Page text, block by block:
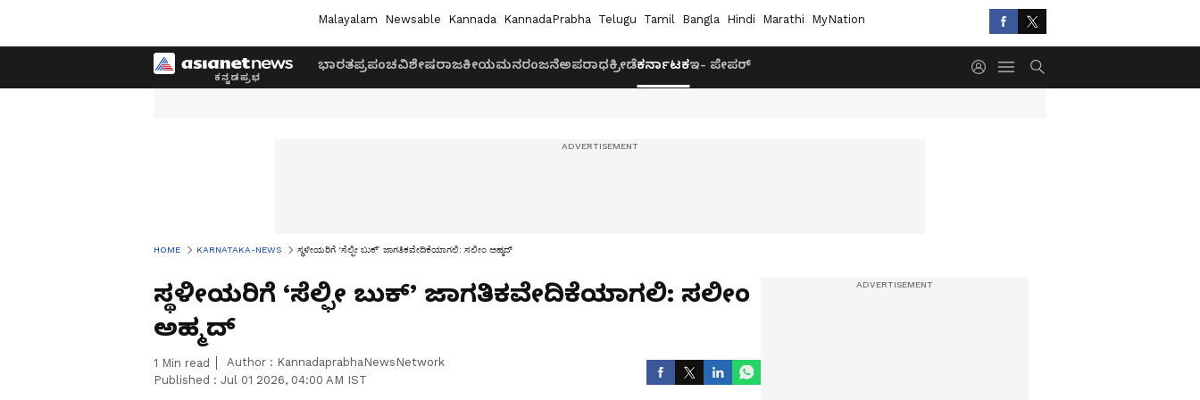
Malayalam Newsable Kannada KannadaPrabha Telugu Tamil Bangla Hindi Marathi MyNation
ಭಾರತಪ್ರಪಂಚವಿಶೇಷರಾಜಕೀಯಮನರಂಜನೆಅಪರಾಧಕ್ರೀಡೆಕರ್ನಾಟಕಇ- ಪೇಪರ್
HOME KARNATAKA-NEWS ಸ್ಥಳೀಯರಿಗೆ ‘ಸೆಲ್ಫೀ ಬುಕ್’ ಜಾಗತಿಕವೇದಿಕೆಯಾಗಲಿ: ಸಲೀಂ ಅಹ್ಮದ್
ಸ್ಥಳೀಯರಿಗೆ ‘ಸೆಲ್ಫೀ ಬುಕ್’ ಜಾಗತಿಕವೇದಿಕೆಯಾಗಲಿ: ಸಲೀಂ
ಅಹ್ಮದ್
1 Min read Author : KannadaprabhaNewsNetwork
Published : Jul 01 2026, 04:00 AM IST